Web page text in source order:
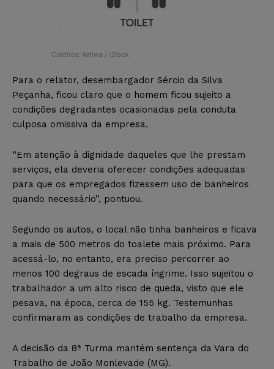
Créditos: Nitiwa | iStock
Para o relator, desembargador Sércio da Silva
Peçanha, ficou claro que o homem ficou sujeito a
condições degradantes ocasionadas pela conduta
culposa omissiva da empresa.
“Em atenção à dignidade daqueles que lhe prestam
serviços, ela deveria oferecer condições adequadas
para que os empregados fizessem uso de banheiros
quando necessário”, pontuou.
Segundo os autos, o local não tinha banheiros e ficava
a mais de 500 metros do toalete mais próximo. Para
acessá-lo, no entanto, era preciso percorrer ao
menos 100 degraus de escada íngrime. Isso sujeitou o
trabalhador a um alto risco de queda, visto que ele
pesava, na época, cerca de 155 kg. Testemunhas
confirmaram as condições de trabalho da empresa.
A decisão da 8ª Turma mantém sentença da Vara do
Trabalho de João Monlevade (MG).